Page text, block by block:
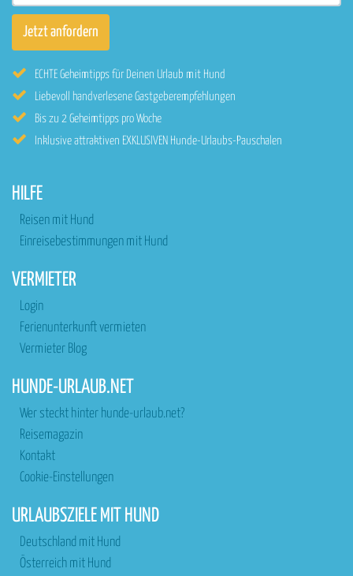
ECHTE Geheimtipps für Deinen Urlaub mit Hund
Liebevoll handverlesene Gastgeberempfehlungen
Bis zu 2 Geheimtipps pro Woche
Inklusive attraktiven EXKLUSIVEN Hunde-Urlaubs-Pauschalen
HILFE
Reisen mit Hund
Einreisebestimmungen mit Hund
VERMIETER
Login
Ferienunterkunft vermieten
Vermieter Blog
HUNDE-URLAUB.NET
Wer steckt hinter hunde-urlaub.net?
Reisemagazin
Kontakt
Cookie-Einstellungen
URLAUBSZIELE MIT HUND
Deutschland mit Hund
Österreich mit Hund